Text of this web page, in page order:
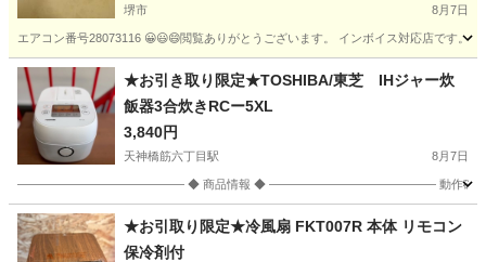
堺市 8月7日
エアコン番号28073116 😀😃😄閲覧ありがとうございます。 インボイス対応店です。
大阪 堺市 季節、空調家電 取り付け
★お引き取り限定★TOSHIBA/東芝 IHジャー炊
飯器3合炊きRCー5XL
3,840円
天神橋筋六丁目駅 8月7日
―――――――――――――― ◆ 商品情報 ◆ ―――――――――――――― 動作確認済み・クリー
大阪 大阪市 天神橋筋六丁目駅 キッチン家電 東芝
★お引取り限定★冷風扇 FKT007R 本体 リモコン
保冷剤付